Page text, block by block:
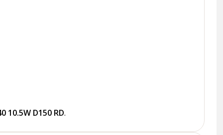
10.5W D150 RD.